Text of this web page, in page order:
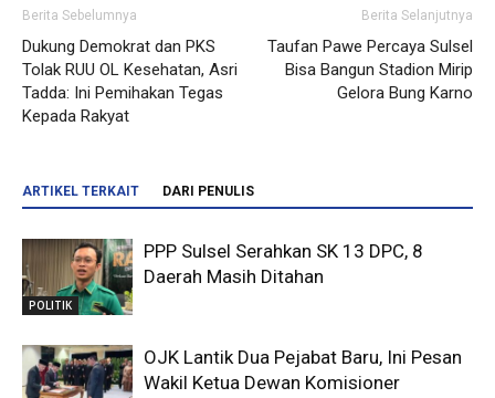
Berita Sebelumnya
Dukung Demokrat dan PKS
Tolak RUU OL Kesehatan, Asri
Tadda: Ini Pemihakan Tegas
Kepada Rakyat
Berita Selanjutnya
Taufan Pawe Percaya Sulsel
Bisa Bangun Stadion Mirip
Gelora Bung Karno
ARTIKEL TERKAIT DARI PENULIS
POLITIK
PPP Sulsel Serahkan SK 13 DPC, 8
Daerah Masih Ditahan
OJK Lantik Dua Pejabat Baru, Ini Pesan
Wakil Ketua Dewan Komisioner